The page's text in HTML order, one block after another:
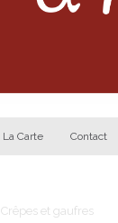
La Carte Contact
Crêpes et gaufres